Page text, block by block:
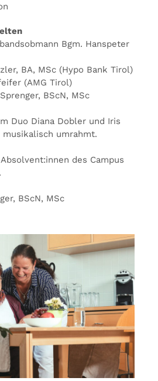
Bgm. Hanspeter
BA, MSc (Hypo Bank Tirol)
(AMG Tirol)
BScN, MSc
Duo Diana Dobler und Iris
umrahmt.
des Campus
BScN, MSc